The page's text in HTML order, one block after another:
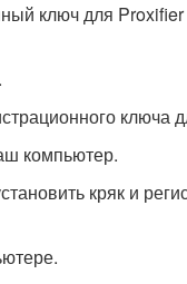
ключ для
ключа
компьютер.
кряк и